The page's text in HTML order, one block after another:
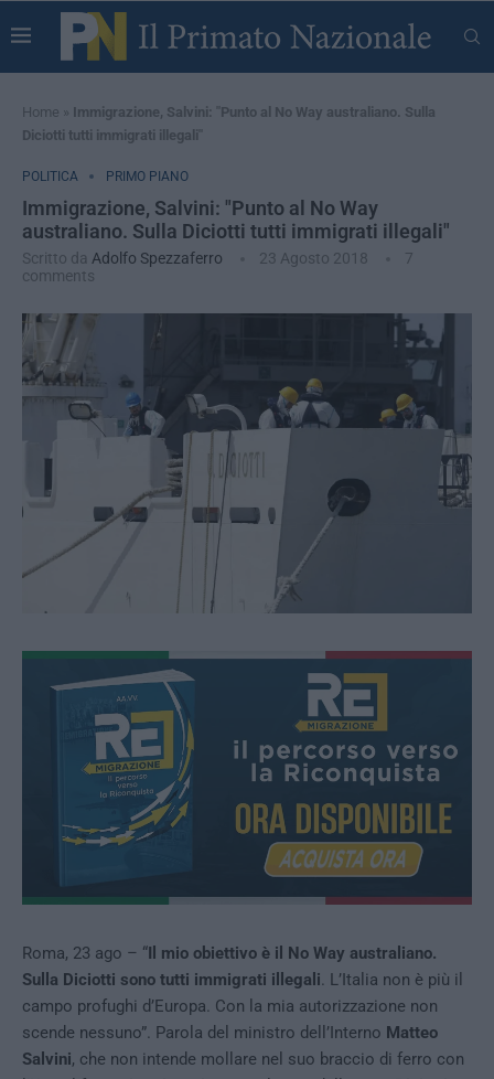
Home » Immigrazione, Salvini: "Punto al No Way australiano. Sulla
Diciotti tutti immigrati illegali"
POLITICA PRIMO PIANO
Immigrazione, Salvini: "Punto al No Way
australiano. Sulla Diciotti tutti immigrati illegali"
Scritto da Adolfo Spezzaferro 23 Agosto 2018
7
comments
Roma, 23 ago – “Il mio obiettivo è il No Way australiano.
Sulla Diciotti sono tutti immigrati illegali. L’Italia non è più il
campo profughi d’Europa. Con la mia autorizzazione non
scende nessuno”. Parola del ministro dell’Interno Matteo
Salvini, che non intende mollare nel suo braccio di ferro con